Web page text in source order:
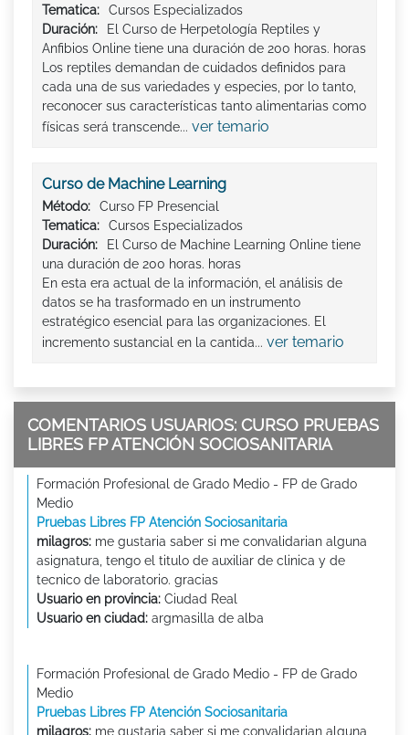
Tematica:
Cursos Especializados
Duración:
El Curso de Herpetología Reptiles y
Anfibios Online tiene una duración de 200 horas. horas
Los reptiles demandan de cuidados definidos para
cada una de sus variedades y especies, por lo tanto,
reconocer sus características tanto alimentarias como
físicas será transcende... ver temario
Curso de Machine Learning
Método:
Curso FP Presencial
Tematica:
Cursos Especializados
Duración:
El Curso de Machine Learning Online tiene
una duración de 200 horas. horas
En esta era actual de la información, el análisis de
datos se ha trasformado en un instrumento
estratégico esencial para las organizaciones. El
incremento sustancial en la cantida... ver temario
COMENTARIOS USUARIOS: CURSO PRUEBAS
LIBRES FP ATENCIÓN SOCIOSANITARIA
Formación Profesional de Grado Medio - FP de Grado
Medio
Pruebas Libres FP Atención Sociosanitaria
milagros: me gustaria saber si me convalidarian alguna
asignatura, tengo el titulo de auxiliar de clinica y de
tecnico de laboratorio. gracias
Usuario en provincia: Ciudad Real
Usuario en ciudad: argmasilla de alba
Formación Profesional de Grado Medio - FP de Grado
Medio
Pruebas Libres FP Atención Sociosanitaria
milagros: me gustaria saber si me convalidarian alguna